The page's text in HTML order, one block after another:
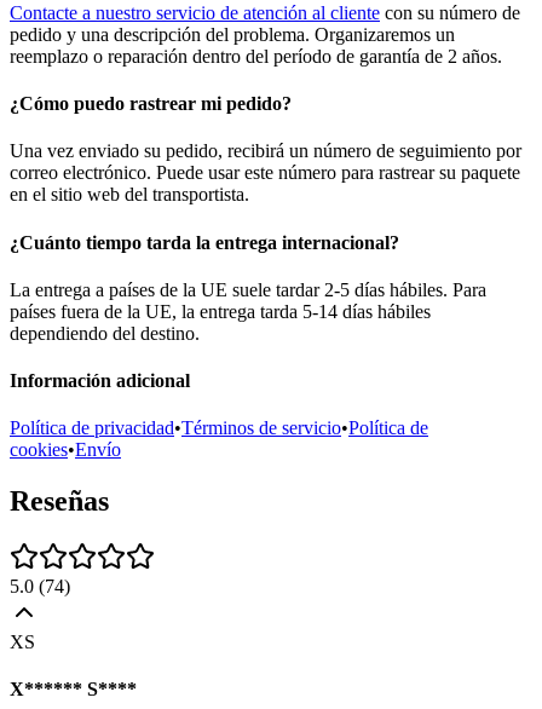
Contacte a nuestro servicio de atención al cliente con su número de
pedido y una descripción del problema. Organizaremos un
reemplazo o reparación dentro del período de garantía de 2 años.
¿Cómo puedo rastrear mi pedido?
Una vez enviado su pedido, recibirá un número de seguimiento por
correo electrónico. Puede usar este número para rastrear su paquete
en el sitio web del transportista.
¿Cuánto tiempo tarda la entrega internacional?
La entrega a países de la UE suele tardar 2-5 días hábiles. Para
países fuera de la UE, la entrega tarda 5-14 días hábiles
dependiendo del destino.
Información adicional
Política de privacidad•Términos de servicio•Política de
cookies•Envío
Reseñas
5.0 (74)
XS
X****** S****